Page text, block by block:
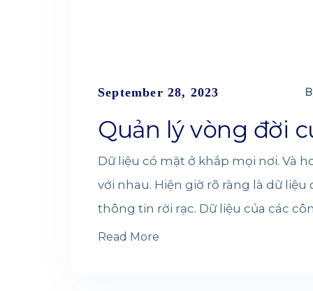
September 28, 2023
Quản lý vòng đời
Dữ liệu có mặt ở khắp mọi nơi. Và
với nhau. Hiện giờ rõ ràng là dữ
thông tin rời rạc. Dữ liệu của các
Read More